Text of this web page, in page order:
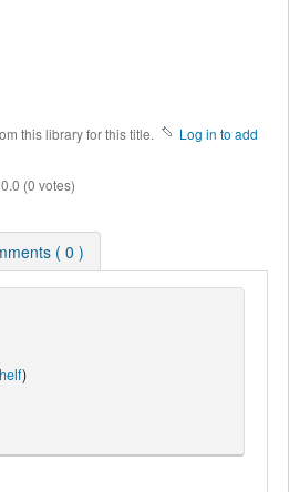
this library for this title.
Log in to add
(0 votes)
( 0 )
)